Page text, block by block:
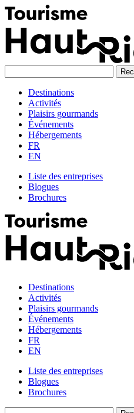
Skip
to
content
Destinations
Activités
Plaisirs gourmands
Événements
Hébergements
FR
EN
Liste des entreprises
Blogues
Brochures
Destinations
Activités
Plaisirs gourmands
Événements
Hébergements
FR
EN
Liste des entreprises
Blogues
Brochures